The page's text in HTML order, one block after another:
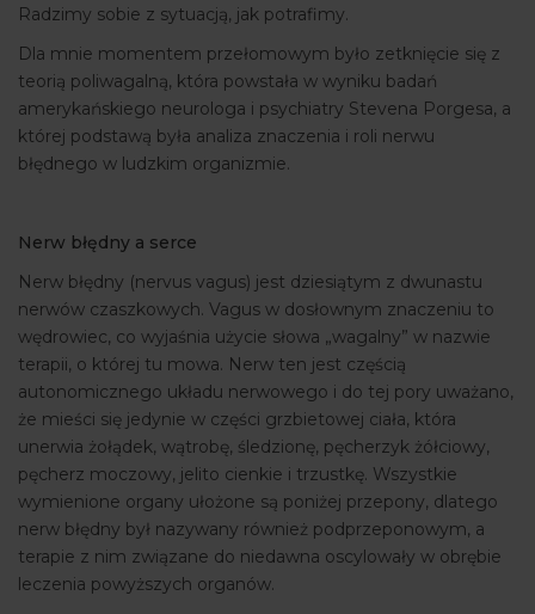
Radzimy sobie z sytuacją, jak potrafimy.
Dla mnie momentem przełomowym było zetknięcie się z
teorią poliwagalną, która powstała w wyniku badań
amerykańskiego neurologa i psychiatry Stevena Porgesa, a
której podstawą była analiza znaczenia i roli nerwu
błędnego w ludzkim organizmie.
Nerw błędny a serce
Nerw błędny (nervus vagus) jest dziesiątym z dwunastu
nerwów czaszkowych. Vagus w dosłownym znaczeniu to
wędrowiec, co wyjaśnia użycie słowa „wagalny” w nazwie
terapii, o której tu mowa. Nerw ten jest częścią
autonomicznego układu nerwowego i do tej pory uważano,
że mieści się jedynie w części grzbietowej ciała, która
unerwia żołądek, wątrobę, śledzionę, pęcherzyk żółciowy,
pęcherz moczowy, jelito cienkie i trzustkę. Wszystkie
wymienione organy ułożone są poniżej przepony, dlatego
nerw błędny był nazywany również podprzeponowym, a
terapie z nim związane do niedawna oscylowały w obrębie
leczenia powyższych organów.